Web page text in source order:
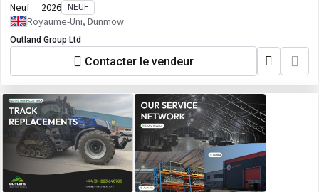
Neuf 2026 NEUF
Royaume-Uni, Dunmow
Outland Group Ltd
Contacter le vendeur